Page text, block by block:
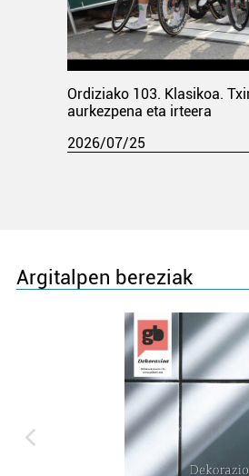
Ordiziako 103. Klasikoa.
aurkezpena eta irteera
2026/07/25
Argitalpen bereziak